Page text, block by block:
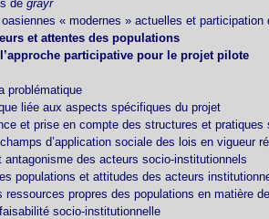
de grayr
« modernes » actuelles et participation
et attentes des populations
participative pour le projet pilote
problématique
liée aux aspects spécifiques du projet
et prise en compte des structures et pratiques
d’application sociale des lois en vigueur
des acteurs socio‑institutionnels
populations et attitudes des acteurs
ressources propres des populations en matière
socio-institutionnelle